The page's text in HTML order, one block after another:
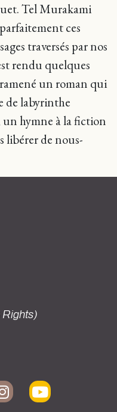
Tel Murakami
ces
traversés par nos
rendu quelques
un roman qui
de labyrinthe
hymne à la fiction
libérer de nous-
Rights)